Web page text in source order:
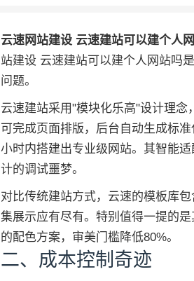
云速网站建设 云速建站可以建个人
站建设 云速建站可以建个人网站吗
问题。
云速建站采用"模块化乐高"设计理
可完成页面排版，后台自动生成标
小时内搭建出专业级网站。其智能
计的调试噩梦。
对比传统建站方式，云速的模板库
集展示应有尽有。特别值得一提的
的配色方案，审美门槛降低80%。
二、成本控制奇迹